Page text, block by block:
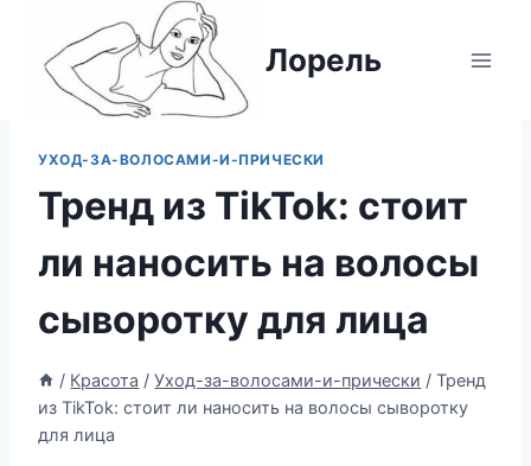
содержимому
Лорель
УХОД-ЗА-ВОЛОСАМИ-И-ПРИЧЕСКИ
Тренд из TikTok: стоит
ли наносить на волосы
сыворотку для лица
/ Красота / Уход-за-волосами-и-прически / Тренд
из TikTok: стоит ли наносить на волосы сыворотку
для лица